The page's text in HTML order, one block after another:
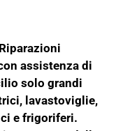
assistenza di
solo grandi
lavastoviglie,
e frigoriferi.